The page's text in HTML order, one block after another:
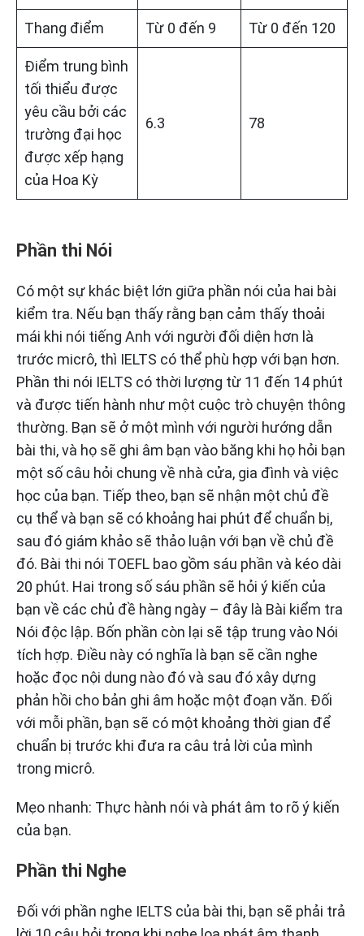
Thang điểm Từ 0 đến 9 Từ 0 đến 120
Điểm trung bình
tối thiểu được
yêu cầu bởi các
trường đại học
được xếp hạng
của Hoa Kỳ
6.3 78
Phần thi Nói
Có một sự khác biệt lớn giữa phần nói của hai bài
kiểm tra. Nếu bạn thấy rằng bạn cảm thấy thoải
mái khi nói tiếng Anh với người đối diện hơn là
trước micrô, thì IELTS có thể phù hợp với bạn hơn.
Phần thi nói IELTS có thời lượng từ 11 đến 14 phút
và được tiến hành như một cuộc trò chuyện thông
thường. Bạn sẽ ở một mình với người hướng dẫn
bài thi, và họ sẽ ghi âm bạn vào băng khi họ hỏi bạn
một số câu hỏi chung về nhà cửa, gia đình và việc
học của bạn. Tiếp theo, bạn sẽ nhận một chủ đề
cụ thể và bạn sẽ có khoảng hai phút để chuẩn bị,
sau đó giám khảo sẽ thảo luận với bạn về chủ đề
đó. Bài thi nói TOEFL bao gồm sáu phần và kéo dài
20 phút. Hai trong số sáu phần sẽ hỏi ý kiến của
bạn về các chủ đề hàng ngày – đây là Bài kiểm tra
Nói độc lập. Bốn phần còn lại sẽ tập trung vào Nói
tích hợp. Điều này có nghĩa là bạn sẽ cần nghe
hoặc đọc nội dung nào đó và sau đó xây dựng
phản hồi cho bản ghi âm hoặc một đoạn văn. Đối
với mỗi phần, bạn sẽ có một khoảng thời gian để
chuẩn bị trước khi đưa ra câu trả lời của mình
trong micrô.
Mẹo nhanh: Thực hành nói và phát âm to rõ ý kiến
của bạn.
Phần thi Nghe
Đối với phần nghe IELTS của bài thi, bạn sẽ phải trả